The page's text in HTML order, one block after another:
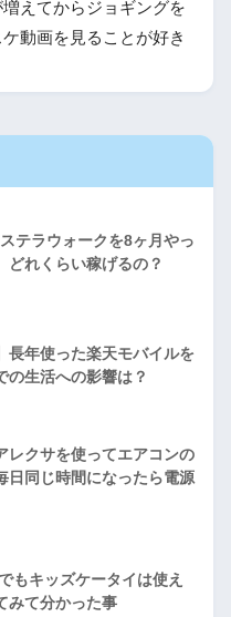
えてからジョギングを
動画を見ることが好き
テラウォークを8ヶ月やっ
どれくらい稼げるの？
長年使った楽天モバイルを
の生活への影響は？
レクサを使ってエアコンの
日同じ時間になったら電源
もキッズケータイは使え
みて分かった事